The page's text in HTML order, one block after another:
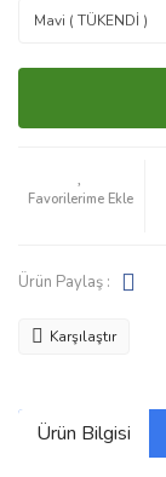
Ürün Paylaş :
Karşılaştır
Ürün Bilgisi